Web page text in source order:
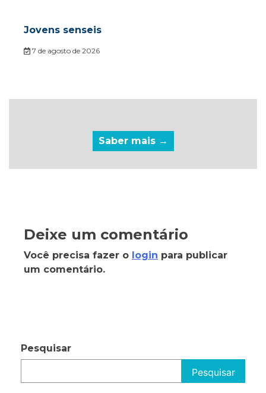
Jovens senseis
7 de agosto de 2026
Saber mais →
Deixe um comentário
Você precisa fazer o login para publicar
um comentário.
Pesquisar
Pesquisar